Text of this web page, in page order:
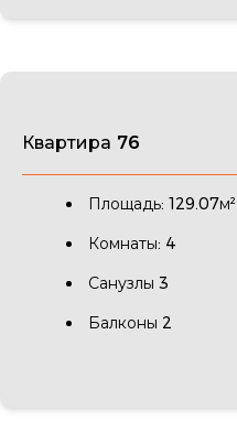
Квартира 76
Площадь: 129.07м²
Комнаты: 4
Санузлы 3
Балконы 2